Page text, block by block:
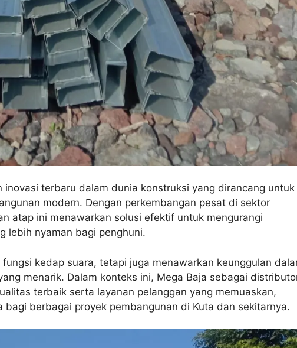
inovasi terbaru dalam dunia konstruksi yang dirancang untuk
modern. Dengan perkembangan pesat di sektor
atap ini menawarkan solusi efektif untuk mengurangi
lebih nyaman bagi penghuni.
kedap suara, tetapi juga menawarkan keunggulan
menarik. Dalam konteks ini, Mega Baja sebagai
terbaik serta layanan pelanggan yang memuaskan,
berbagai proyek pembangunan di Kuta dan sekitarnya.